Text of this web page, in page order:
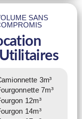
SANS
3m³
7m³
12m³
14m³